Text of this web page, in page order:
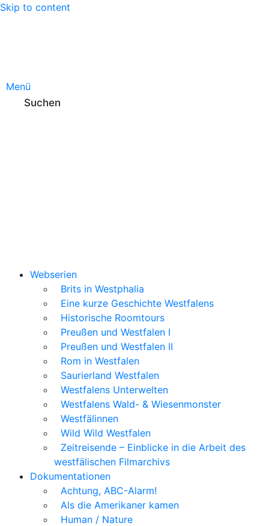
Skip to content
Menü
Webserien
Brits in Westphalia
Eine kurze Geschichte Westfalens
Historische Roomtours
Preußen und Westfalen I
Preußen und Westfalen II
Rom in Westfalen
Saurierland Westfalen
Westfalens Unterwelten
Westfalens Wald- & Wiesenmonster
Westfälinnen
Wild Wild Westfalen
Zeitreisende – Einblicke in die Arbeit des
westfälischen Filmarchivs
Dokumentationen
Achtung, ABC-Alarm!
Als die Amerikaner kamen
Human / Nature